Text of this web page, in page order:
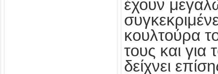
έχουν
κουλτούρα
τους και
δείχνει